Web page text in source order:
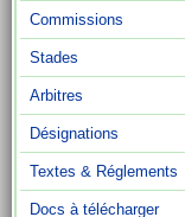
Commissions
Stades
Arbitres
Désignations
Textes & Réglements
Docs à télécharger